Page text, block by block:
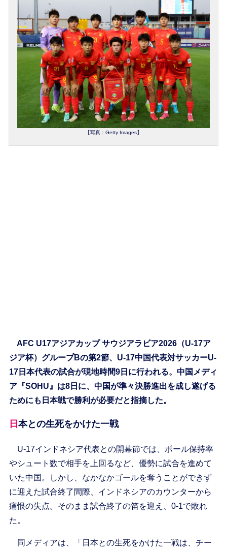
【写真：Getty Images】
AFC U17アジアカップ サウジアラビア2026（U-17ア
ジア杯）グループBの第2節、U-17中国代表対サッカーU-
17日本代表の試合が現地時間9日に行われる。中国メディ
ア『SOHU』は8日に、中国が準々決勝進出を成し遂げる
ためにも日本戦で勝利が必要だと指摘した。
日本との生死をかけた一戦
U-17インドネシア代表との開幕節では、ボール保持率
やシュート数で相手を上回るなど、優勢に試合を進めて
いた中国。しかし、なかなかゴールを奪うことができず
に迎えた試合終了間際、インドネシアのカウンターから
痛恨の失点。そのまま試合終了の笛を迎え、0-1で敗れ
た。
同メディアは、「日本との生死をかけた一戦は、チー